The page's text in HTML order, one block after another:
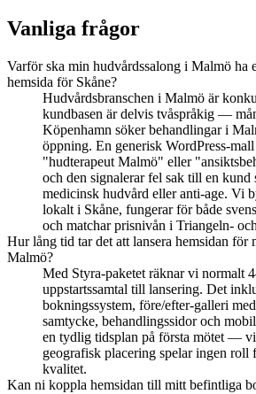
Vanliga frågor
Varför ska min hudvårdssalong i Malmö ha
hemsida för Skåne?
Hudvårdsbranschen i Malmö är
kundbasen är delvis tvåspråkig —
Köpenhamn söker behandlingar i
öppning. En generisk WordPress-
"hudterapeut Malmö" eller
och den signalerar fel sak till en kund
medicinsk hudvård eller anti-age. Vi
lokalt i Skåne, fungerar för både
och matchar prisnivån i Triangeln-
Hur lång tid tar det att lansera hemsidan för
Malmö?
Med Styra-paketet räknar vi normalt
uppstartssamtal till lansering. Det
bokningssystem, före/efter-galleri
samtycke, behandlingssidor och
en tydlig tidsplan på första mötet —
geografisk placering spelar ingen roll
kvalitet.
Kan ni koppla hemsidan till mitt befintliga